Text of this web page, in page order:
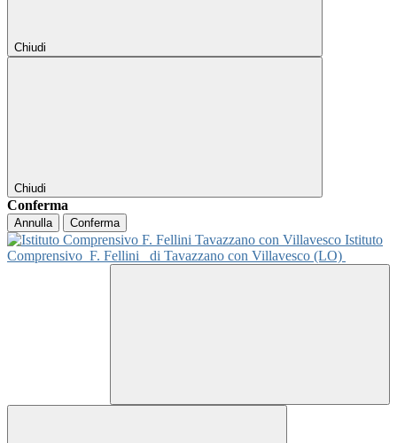
Chiudi
Chiudi
Conferma
Annulla Conferma
Istituto
Comprensivo F. Fellini di Tavazzano con Villavesco (LO)